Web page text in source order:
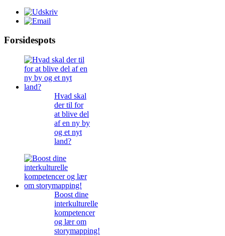
Forsidespots
Hvad skal
der til for
at blive del
af en ny by
og et nyt
land?
Boost dine
interkulturelle
kompetencer
og lær om
storymapping!